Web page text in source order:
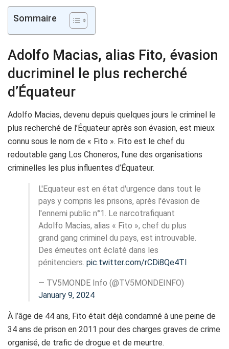
Sommaire
Adolfo Macias, alias Fito, évasion
ducriminel le plus recherché
d’Équateur
Adolfo Macias, devenu depuis quelques jours le criminel le
plus recherché de l’Équateur après son évasion, est mieux
connu sous le nom de « Fito ». Fito est le chef du
redoutable gang Los Choneros, l’une des organisations
criminelles les plus influentes d’Équateur.
L'Equateur est en état d'urgence dans tout le
pays y compris les prisons, après l'évasion de
l'ennemi public n°1. Le narcotrafiquant
Adolfo Macias, alias « Fito », chef du plus
grand gang criminel du pays, est introuvable.
Des émeutes ont éclaté dans les
pénitenciers. pic.twitter.com/rCDi8Qe4TI
— TV5MONDE Info (@TV5MONDEINFO)
January 9, 2024
À l’âge de 44 ans, Fito était déjà condamné à une peine de
34 ans de prison en 2011 pour des charges graves de crime
organisé, de trafic de drogue et de meurtre.